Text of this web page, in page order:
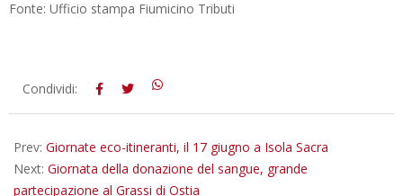
Fonte: Ufficio stampa Fiumicino Tributi
2025-
Condividi:
Prev: Giornate eco-itineranti, il 17 giugno a Isola Sacra
Next: Giornata della donazione del sangue, grande
partecipazione al Grassi di Ostia